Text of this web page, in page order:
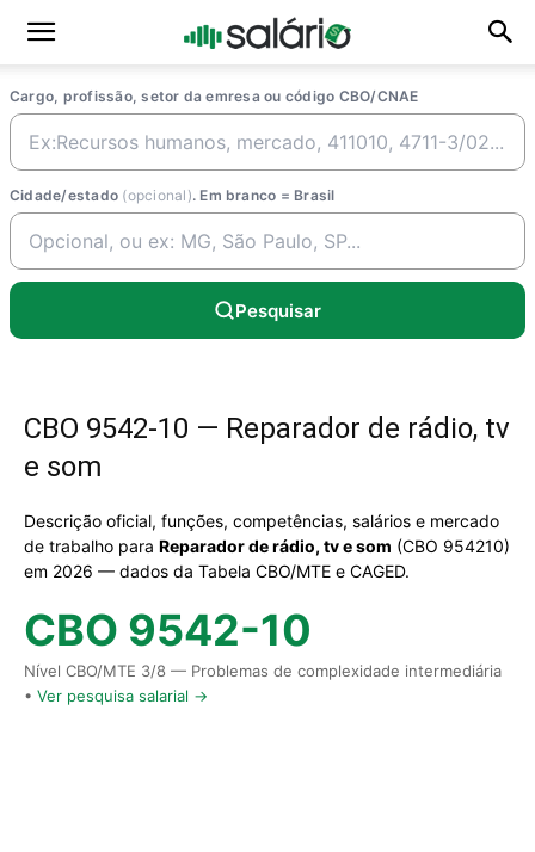
Cargo, profissão, setor da emresa ou código CBO/CNAE
Cidade/estado (opcional). Em branco = Brasil
Pesquisar
CBO 9542-10 — Reparador de rádio, tv
e som
Descrição oficial, funções, competências, salários e mercado
de trabalho para Reparador de rádio, tv e som (CBO 954210)
em 2026 — dados da Tabela CBO/MTE e CAGED.
CBO 9542-10
Nível CBO/MTE 3/8 — Problemas de complexidade intermediária
• Ver pesquisa salarial →